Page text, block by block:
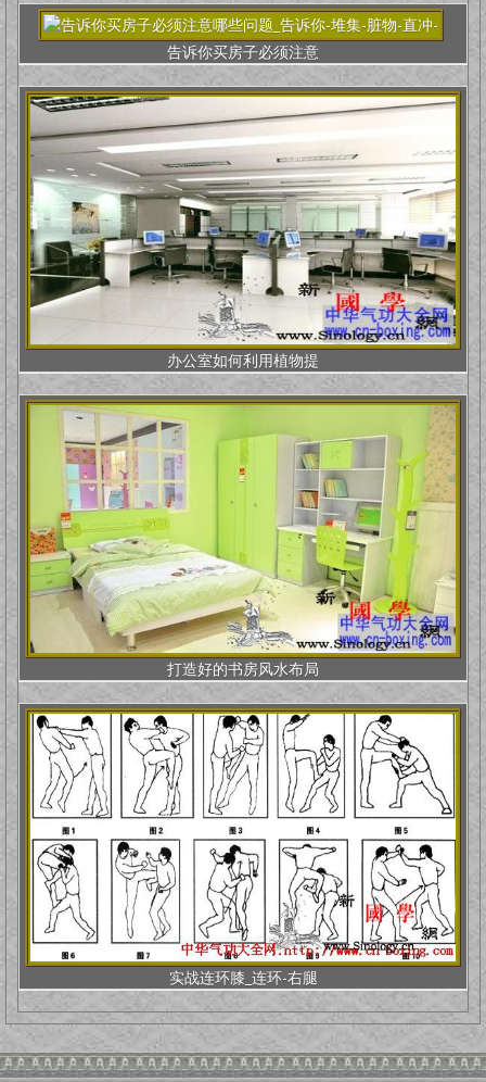
告诉你买房子必须注意
办公室如何利用植物提
打造好的书房风水布局
实战连环膝_连环-右腿